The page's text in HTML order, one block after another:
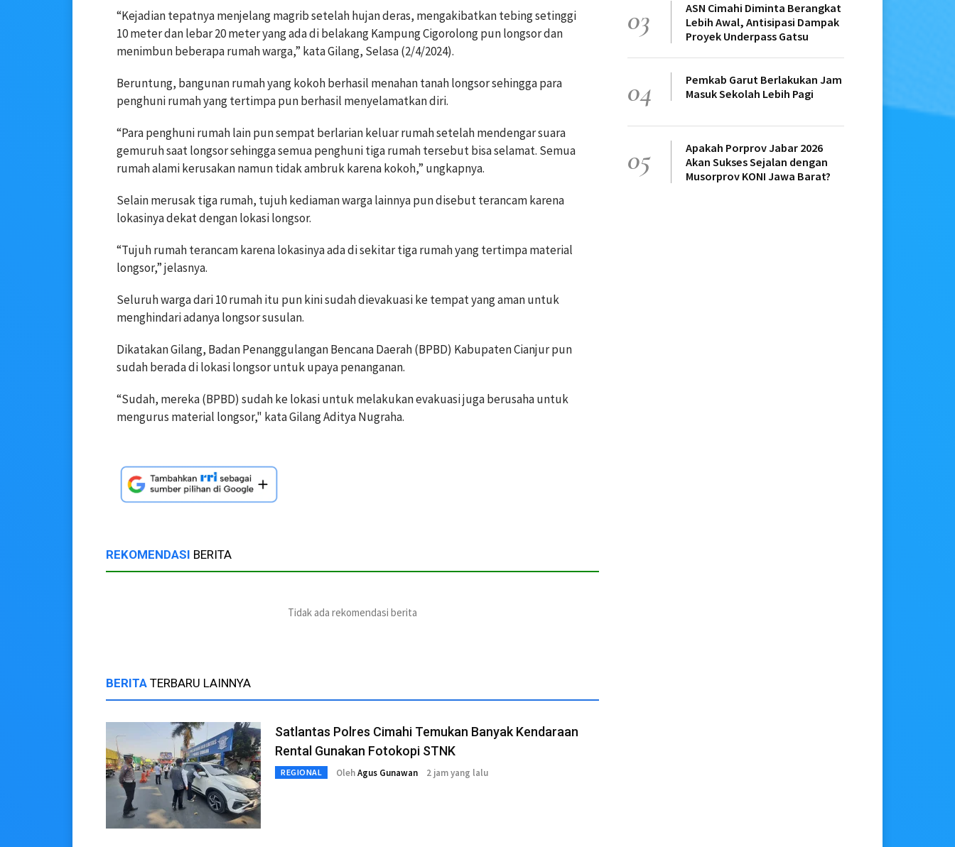
“Kejadian tepatnya menjelang magrib setelah hujan deras, mengakibatkan tebing setinggi
10 meter dan lebar 20 meter yang ada di belakang Kampung Cigorolong pun longsor dan
menimbun beberapa rumah warga,” kata Gilang, Selasa (2/4/2024).
Beruntung, bangunan rumah yang kokoh berhasil menahan tanah longsor sehingga para
penghuni rumah yang tertimpa pun berhasil menyelamatkan diri.
“Para penghuni rumah lain pun sempat berlarian keluar rumah setelah mendengar suara
gemuruh saat longsor sehingga semua penghuni tiga rumah tersebut bisa selamat. Semua
rumah alami kerusakan namun tidak ambruk karena kokoh,” ungkapnya.
Selain merusak tiga rumah, tujuh kediaman warga lainnya pun disebut terancam karena
lokasinya dekat dengan lokasi longsor.
“Tujuh rumah terancam karena lokasinya ada di sekitar tiga rumah yang tertimpa material
longsor,” jelasnya.
Seluruh warga dari 10 rumah itu pun kini sudah dievakuasi ke tempat yang aman untuk
menghindari adanya longsor susulan.
Dikatakan Gilang, Badan Penanggulangan Bencana Daerah (BPBD) Kabupaten Cianjur pun
sudah berada di lokasi longsor untuk upaya penanganan.
“Sudah, mereka (BPBD) sudah ke lokasi untuk melakukan evakuasi juga berusaha untuk
mengurus material longsor," kata Gilang Aditya Nugraha.
REKOMENDASI BERITA
Tidak ada rekomendasi berita
BERITA TERBARU LAINNYA
Satlantas Polres Cimahi Temukan Banyak Kendaraan
Rental Gunakan Fotokopi STNK
REGIONAL OlehAgus Gunawan 2 jam yang lalu
03
ASN Cimahi Diminta Berangkat
Lebih Awal, Antisipasi Dampak
Proyek Underpass Gatsu
04
Pemkab Garut Berlakukan Jam
Masuk Sekolah Lebih Pagi
05
Apakah Porprov Jabar 2026
Akan Sukses Sejalan dengan
Musorprov KONI Jawa Barat?